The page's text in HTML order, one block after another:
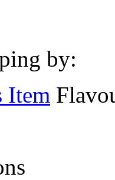
by:
Item